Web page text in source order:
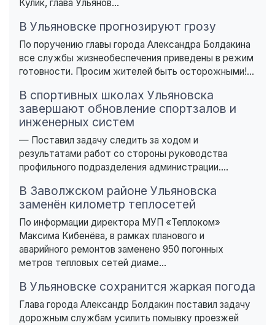
Кулик, глава Ульянов...
В Ульяновске прогнозируют грозу
По поручению главы города Александра Болдакина
все службы жизнеобеспечения приведены в режим
готовности. Просим жителей быть осторожными!...
В спортивных школах Ульяновска
завершают обновление спортзалов и
инженерных систем
— Поставил задачу следить за ходом и
результатами работ со стороны руководства
профильного подразделения администрации....
В Заволжском районе Ульяновска
заменён километр теплосетей
По информации директора МУП «Теплоком»
Максима Кибенёва, в рамках планового и
аварийного ремонтов заменено 950 погонных
метров тепловых сетей диаме...
В Ульяновске сохранится жаркая погода
Глава города Александр Болдакин поставил задачу
дорожным службам усилить помывку проезжей